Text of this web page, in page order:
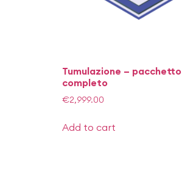
Tumulazione – pacchetto
completo
€2,999.00
Add to cart